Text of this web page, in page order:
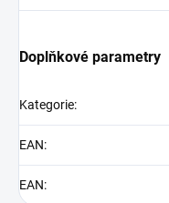
Doplňkové parametry
Kategorie:
EAN:
EAN: